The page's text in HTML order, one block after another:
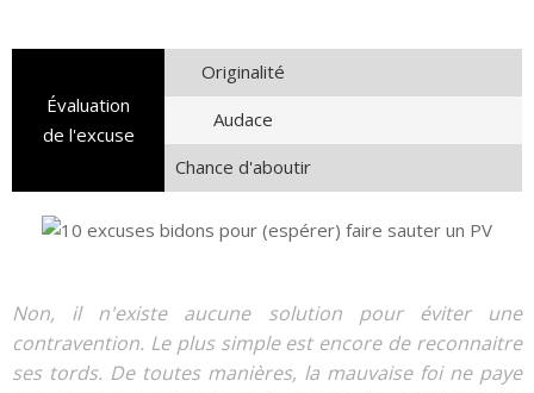
Évaluation
de l'excuse
Originalité
Audace
Chance d'aboutir
Non, il n'existe aucune solution pour éviter une
contravention. Le plus simple est encore de reconnaitre
ses tords. De toutes manières, la mauvaise foi ne paye